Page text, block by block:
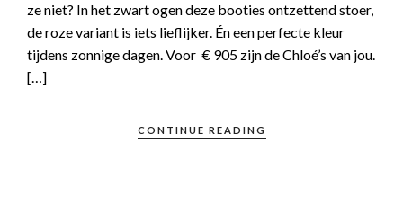
ze niet? In het zwart ogen deze booties ontzettend stoer,
de roze variant is iets lieflijker. Én een perfecte kleur
tijdens zonnige dagen. Voor € 905 zijn de Chloé’s van jou.
[…]
CONTINUE READING